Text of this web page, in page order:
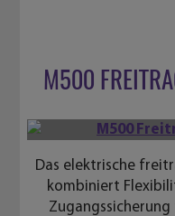
M500
Das elektrische
kombiniert